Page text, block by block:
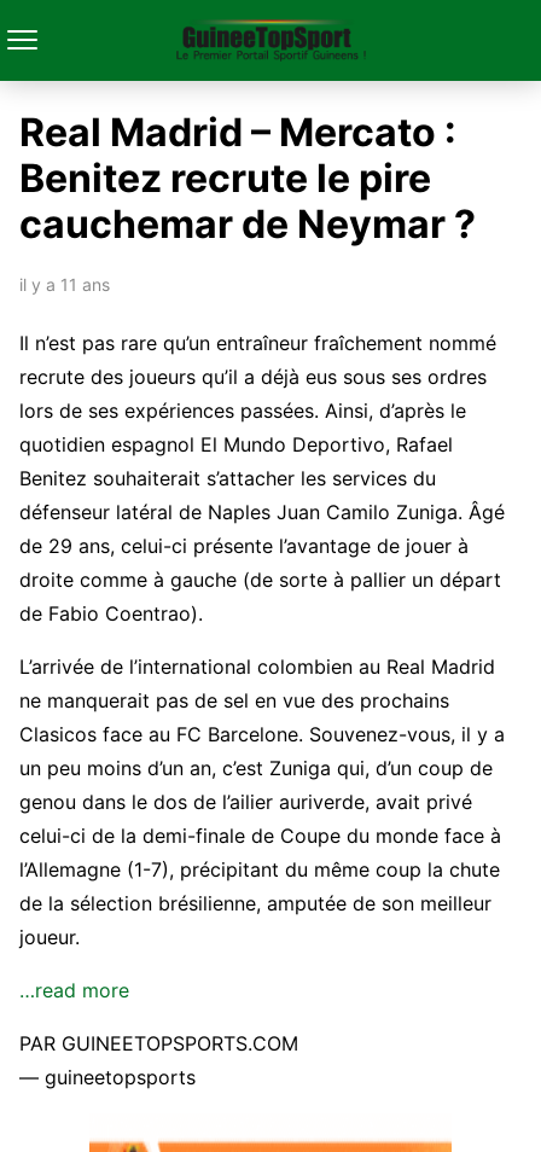
Real Madrid – Mercato :
Benitez recrute le pire
cauchemar de Neymar ?
il y a 11 ans
Il n’est pas rare qu’un entraîneur fraîchement nommé
recrute des joueurs qu’il a déjà eus sous ses ordres
lors de ses expériences passées. Ainsi, d’après le
quotidien espagnol El Mundo Deportivo, Rafael
Benitez souhaiterait s’attacher les services du
défenseur latéral de Naples Juan Camilo Zuniga. Âgé
de 29 ans, celui-ci présente l’avantage de jouer à
droite comme à gauche (de sorte à pallier un départ
de Fabio Coentrao).
L’arrivée de l’international colombien au Real Madrid
ne manquerait pas de sel en vue des prochains
Clasicos face au FC Barcelone. Souvenez-vous, il y a
un peu moins d’un an, c’est Zuniga qui, d’un coup de
genou dans le dos de l’ailier auriverde, avait privé
celui-ci de la demi-finale de Coupe du monde face à
l’Allemagne (1-7), précipitant du même coup la chute
de la sélection brésilienne, amputée de son meilleur
joueur.
…read more
PAR GUINEETOPSPORTS.COM
— guineetopsports